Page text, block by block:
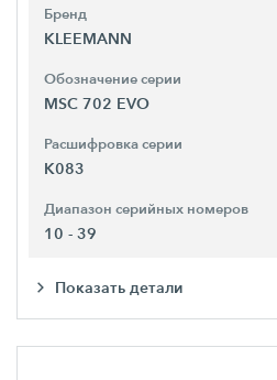
Бренд
KLEEMANN
Обозначение серии
MSC 702 EVO
Расшифровка серии
K083
Диапазон серийных номеров
10 - 39
Показать детали